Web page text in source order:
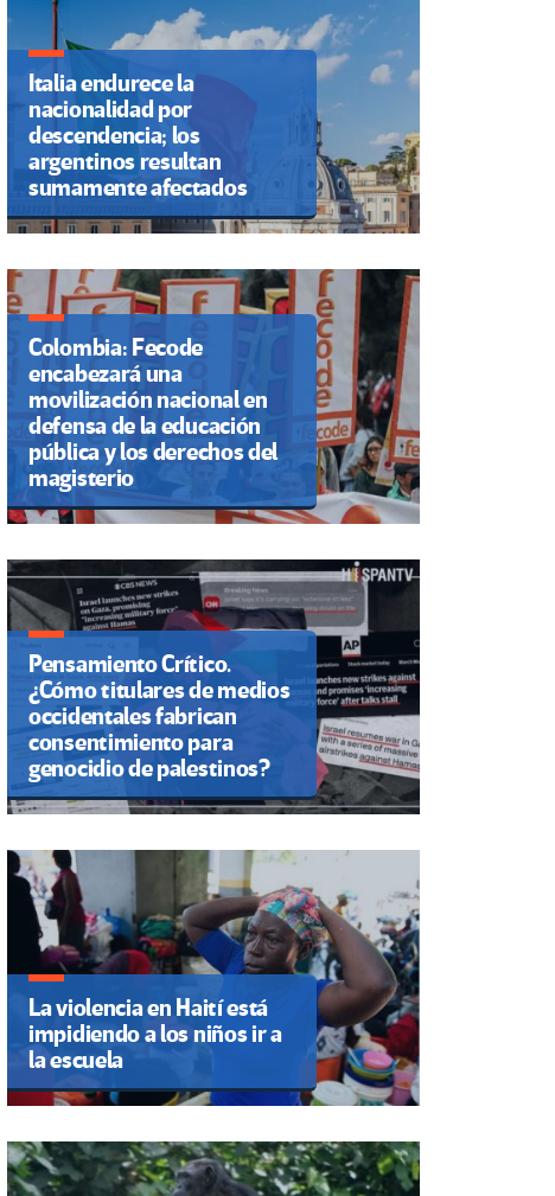
Italia endurece la
nacionalidad por
descendencia; los
argentinos resultan
sumamente afectados
Colombia: Fecode
encabezará una
movilización nacional en
defensa de la educación
pública y los derechos del
magisterio
Pensamiento Crítico.
¿Cómo titulares de medios
occidentales fabrican
consentimiento para
genocidio de palestinos?
La violencia en Haití está
impidiendo a los niños ir a
la escuela